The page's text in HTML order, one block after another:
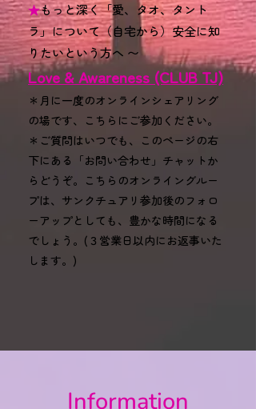
★もっと深く「愛、タオ、タント
ラ」について（自宅から）安全に知
りたいという方へ 〜
Love & Awareness (CLUB TJ)
​​​＊月に一度のオンラインシェアリング
の場です、こちらにご参加ください。
＊ご質問はいつでも、このページの右
下にある「お問い合わせ」チャットか
らどうぞ。こちらのオンライングルー
プは、サンクチュアリ参加後のフォロ
ーアップとしても、豊かな時間になる
でしょう。(３営業日以内にお返事いた
します。)
Information